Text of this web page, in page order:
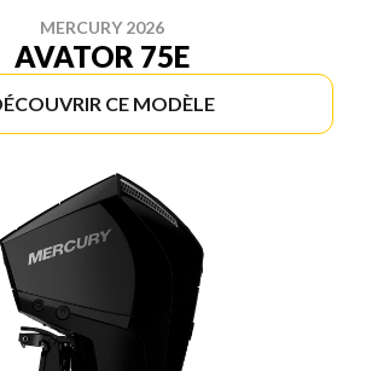
MERCURY 2026
AVATOR 75E
CE MODÈLE